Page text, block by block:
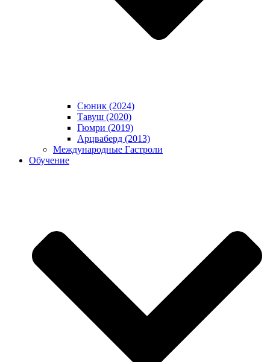
Сюник (2024)
Тавуш (2020)
Гюмри (2019)
Арцваберд (2013)
Международные Гастроли
Обучение